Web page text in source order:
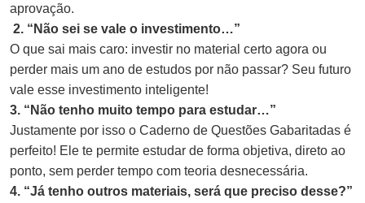
aprovação.
2. “Não sei se vale o investimento…”
O que sai mais caro: investir no material certo agora ou
perder mais um ano de estudos por não passar? Seu futuro
vale esse investimento inteligente!
3. “Não tenho muito tempo para estudar…”
Justamente por isso o Caderno de Questões Gabaritadas é
perfeito! Ele te permite estudar de forma objetiva, direto ao
ponto, sem perder tempo com teoria desnecessária.
4. “Já tenho outros materiais, será que preciso desse?”